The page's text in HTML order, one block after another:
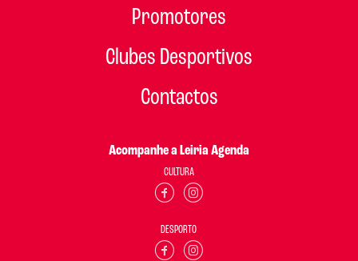
Promotores
Clubes Desportivos
Contactos
Acompanhe a Leiria Agenda
CULTURA
DESPORTO